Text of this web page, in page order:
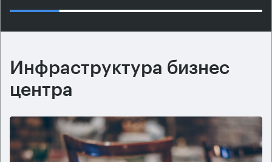
Инфраструктура бизнес
центра